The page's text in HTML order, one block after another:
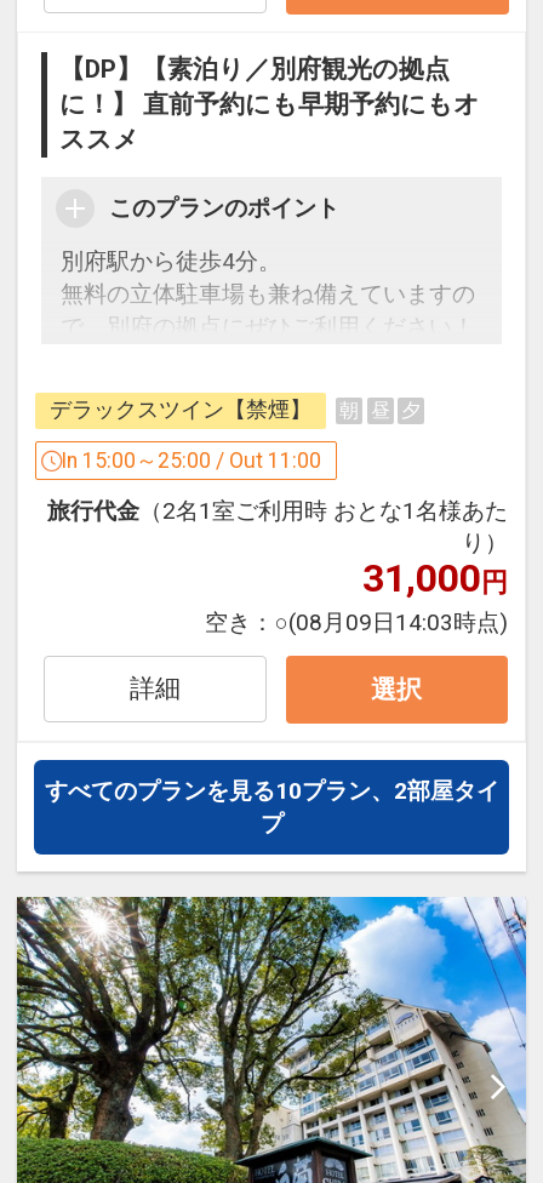
戴致しております
設定期間：2024年9月4日～2026年11月
20日
インターネットコース番号：DP-2-
【DP】【素泊り／別府観光の拠点
に！】 直前予約にも早期予約にもオ
ススメ
このプランのポイント
別府駅から徒歩4分。
無料の立体駐車場も兼ね備えていますの
で、別府の拠点にぜひご利用ください！
■駐車場ご利用無料（300台収容可能）
※満車の際は、周辺のコインパーキング
■全室無線LAN（Wi-Fi）対応
◆お子様料金、添い寝につきまして◆
・添い寝は未就学児のお子様までとさせ
ていただいております
・幼児のお子様のお食事は別途料金を頂
戴致しております
設定期間：2024年9月4日～2026年11月
インターネットコース番号：DP-2-
デラックスツイン【禁煙】 朝 昼 夕
In 15:00～25:00 / Out 11:00
旅行代金 （2名1室ご利用時 おとな1名様あた
り）
31,000円
空き： ○(08月09日14:03時点)
詳細 選択
すべてのプランを見る10プラン、2部屋タイ
プ